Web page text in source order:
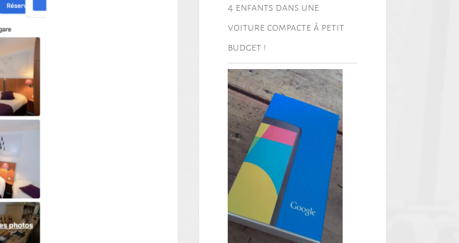
4 enfants dans une
voiture compacte à petit
budget !